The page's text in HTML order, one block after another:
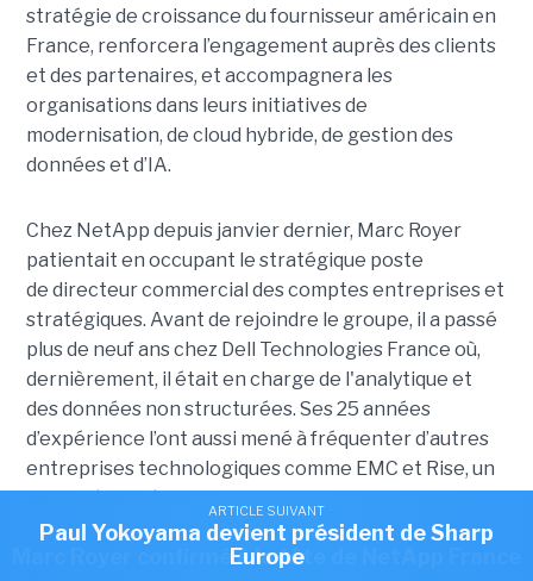
ARTICLE SUIVANT
Romain Passilly prend la direction de Visma
France
ARTICLE SUIVANT
Marc Royer confirmé à la tête de NetApp France
stratégie de croissance du fournisseur américain en
France, renforcera l’engagement auprès des clients
et des partenaires, et accompagnera les
organisations dans leurs initiatives de
modernisation, de cloud hybride, de gestion des
données et d’IA.
Chez NetApp depuis janvier dernier, Marc Royer
patientait en occupant le stratégique poste
de directeur commercial des comptes entreprises et
stratégiques. Avant de rejoindre le groupe, il a passé
plus de neuf ans chez Dell Technologies France où,
dernièrement, il était en charge de l'analytique et
des données non structurées. Ses 25 années
d’expérience l’ont aussi mené à fréquenter d’autres
entreprises technologiques comme EMC et Rise, un
ARTICLE SUIVANT
Paul Yokoyama devient président de Sharp
Europe